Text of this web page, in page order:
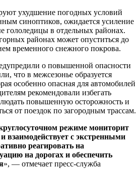
ухудшение погодных условий
синоптиков, ожидается усиление
гололедицы в отдельных районах.
районах может опуститься до
временного снежного покрова.
о повышенной опасности
что в межсезонье образуется
особенно опасная для автомобилей
рекомендовали избегать
повышенную осторожность и
от поездок по загородным трассам.
режиме мониторит
взаимодействует с экстренными
реагировать на
на дорогах и обеспечить
», — отмечает пресс-служба